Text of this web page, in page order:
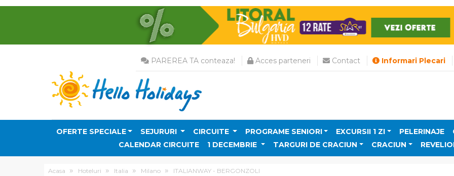
PAREREA TA conteaza! Acces parteneri Contact Informari Plecari
OFERTE SPECIALE SEJURURI CIRCUITE PROGRAME SENIORI EXCURSII 1 ZI PELERINAJE
CALENDAR CIRCUITE
1 DECEMBRIE TARGURI DE CRACIUN CRACIUN
Acasa Hoteluri Italia Milano ITALIANWAY - BERGONZOLI